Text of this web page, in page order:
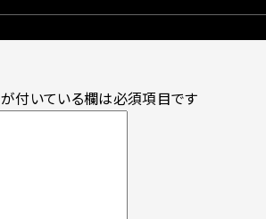
が付いている欄は必須項目です